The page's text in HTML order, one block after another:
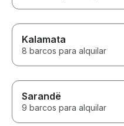
Kalamata
8 barcos para alquilar
Sarandë
9 barcos para alquilar